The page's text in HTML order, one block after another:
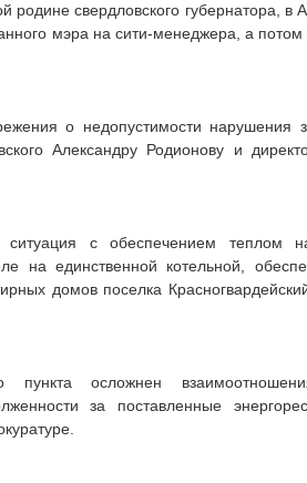
свердловского губернатора, в
мэра на сити-менеджера, а потом
о недопустимости нарушения
Александру Родионову и
с обеспечением теплом
на единственной котельной,
домов поселка
пункта осложнен
за поставленные